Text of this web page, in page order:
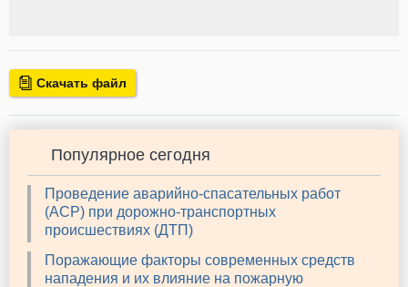
Скачать файл
Популярное сегодня
Проведение аварийно-спасательных работ
(АСР) при дорожно-транспортных
происшествиях (ДТП)
Поражающие факторы современных средств
нападения и их влияние на пожарную